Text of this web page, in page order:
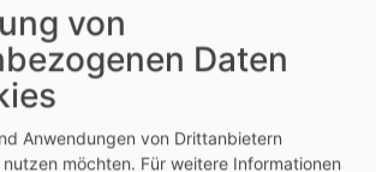
Zeit voller Erlebnisse. Wir sind
Unterstützung der Eltern, die uns
vertrauen, sowie für das
Ehrenamtlichen
möglich machen. Wir freuen uns
von
Daten
Anwendungen von Drittanbietern
möchten. Für weitere Informationen